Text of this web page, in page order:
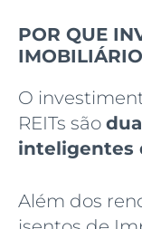
POR QUE
O
REITs são
inteligentes
Além dos